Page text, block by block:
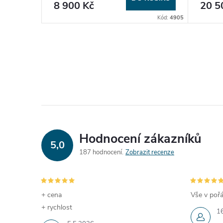
8 900 Kč
Kód: 4905
20
5,0 Hodnocení zákazníků
187 hodnocení Zobrazit recenze
+ cena
+ rychlost
Vše v